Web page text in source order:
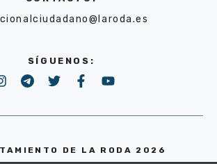
SÍGUENOS:
DE LA RODA 2026